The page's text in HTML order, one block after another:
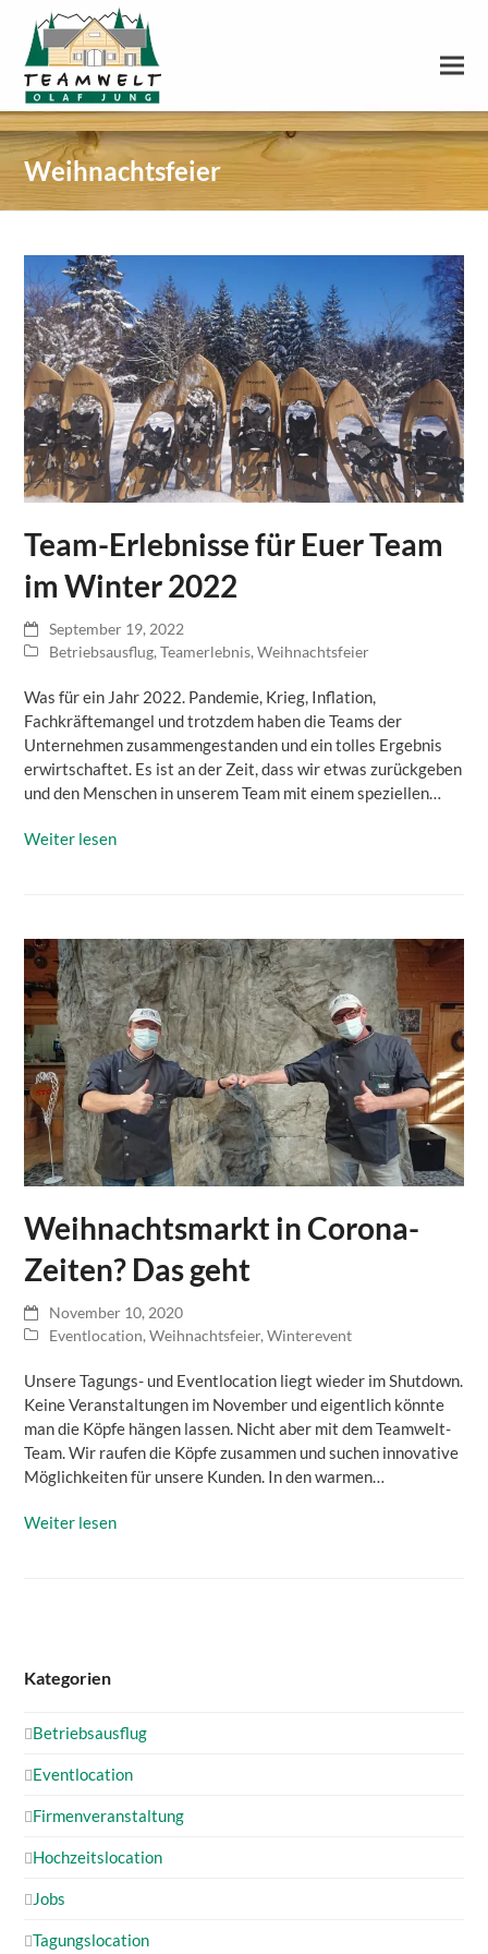
Weihnachtsfeier
Team-Erlebnisse für Euer Team
im Winter 2022
September 19, 2022
Betriebsausflug,Teamerlebnis,Weihnachtsfeier
Was für ein Jahr 2022. Pandemie, Krieg, Inflation,
Fachkräftemangel und trotzdem haben die Teams der
Unternehmen zusammengestanden und ein tolles Ergebnis
erwirtschaftet. Es ist an der Zeit, dass wir etwas zurückgeben
und den Menschen in unserem Team mit einem speziellen…
Weiter lesen
Weihnachtsmarkt in Corona-
Zeiten? Das geht
November 10, 2020
Eventlocation,Weihnachtsfeier,Winterevent
Unsere Tagungs- und Eventlocation liegt wieder im Shutdown.
Keine Veranstaltungen im November und eigentlich könnte
man die Köpfe hängen lassen. Nicht aber mit dem Teamwelt-
Team. Wir raufen die Köpfe zusammen und suchen innovative
Möglichkeiten für unsere Kunden. In den warmen…
Weiter lesen
Kategorien
Betriebsausflug
Eventlocation
Firmenveranstaltung
Hochzeitslocation
Jobs
Tagungslocation